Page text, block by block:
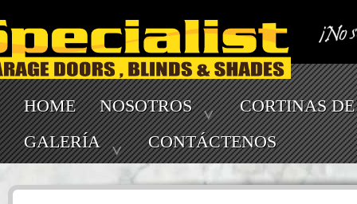
HOME NOSOTROS
CORTINAS
GALERÍA
CONTÁCTENOS